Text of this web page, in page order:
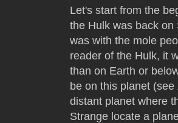
Let's start from the
the Hulk was back
was with the mole
reader of the Hulk, it
than on Earth or
be on this planet (see
distant planet where
Strange locate a